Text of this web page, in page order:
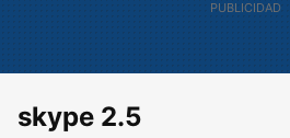
skype 2.5